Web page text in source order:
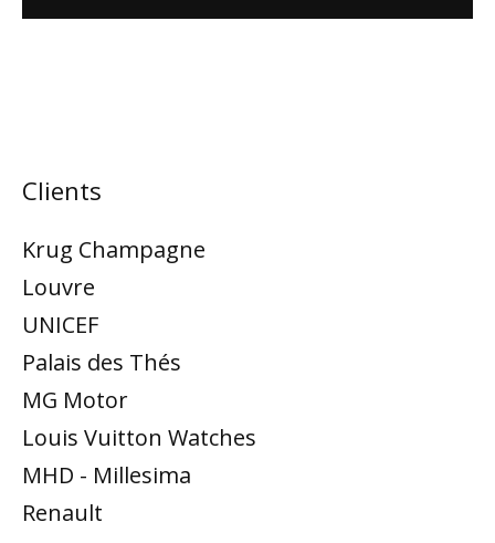
Clients
Krug Champagne
Louvre
UNICEF
Palais des Thés
MG Motor
Louis Vuitton Watches
MHD - Millesima
Renault